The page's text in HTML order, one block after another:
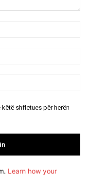
shfletues për herën
Learn how your